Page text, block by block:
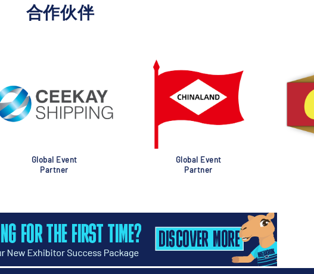
合作伙伴
Global Event
Partner
Global Event
Partner